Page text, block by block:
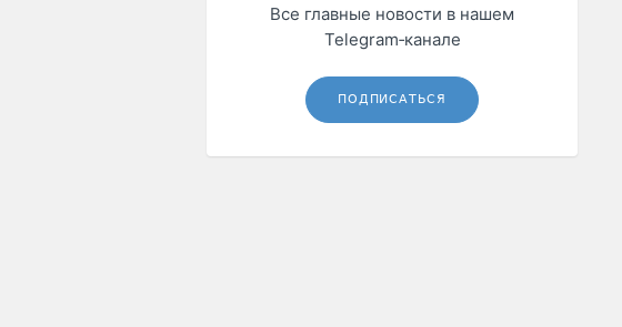
Все главные новости в нашем
Telegram‑канале
ПОДПИСАТЬСЯ